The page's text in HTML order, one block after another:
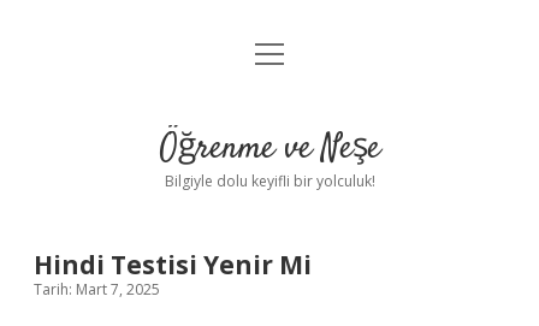
Anasayfa
Yasal Uyarı
menüyü
Öğrenme ve Neşe
Bilgiyle dolu keyifli bir yolculuk!
Hindi Testisi Yenir Mi
Tarih: Mart 7, 2025